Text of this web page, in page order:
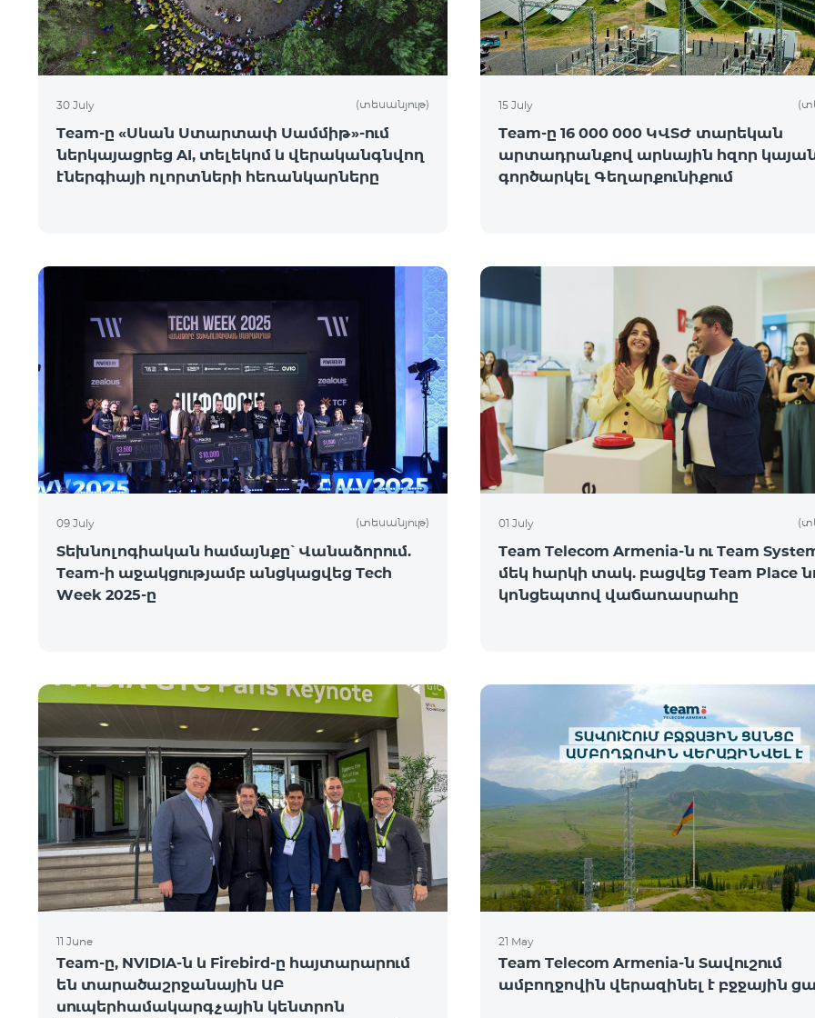
30 July (տեսանյութ)
Team-ը «Սևան Ստարտափ Սամմիթ»-ում
ներկայացրեց AI, տելեկոմ և վերականգնվող
էներգիայի ոլորտների հեռանկարները
15 July
Team-ը 16 000 000 ԿՎՏԺ տարեկան
արտադրանքով արևային հզոր
գործարկել Գեղարքունիքում
09 July (տեսանյութ)
Տեխնոլոգիական համայնքը՝ Վանաձորում.
Team-ի աջակցությամբ անցկացվեց Tech
Week 2025-ը
01 July
Team Telecom Armenia-ն ու Team
մեկ հարկի տակ. բացվեց Team Place
կոնցեպտով վաճառասրահը
11 June
Team-ը, NVIDIA-ն և Firebird-ը հայտարարում
են տարածաշրջանային ԱԲ
սուպերհամակարգչային կենտրոն
21 May
Team Telecom Armenia-ն Տավուշում
ամբողջովին վերազինել է բջջային